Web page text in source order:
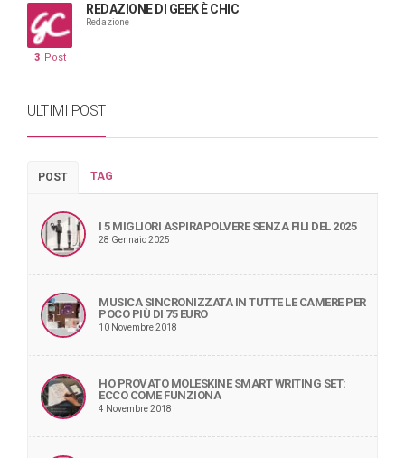
REDAZIONE DI GEEK È CHIC
Redazione
3 Post
ULTIMI POST
POST TAG
I 5 MIGLIORI ASPIRAPOLVERE SENZA FILI DEL 2025
28 Gennaio 2025
MUSICA SINCRONIZZATA IN TUTTE LE CAMERE PER
POCO PIÙ DI 75 EURO
10 Novembre 2018
HO PROVATO MOLESKINE SMART WRITING SET:
ECCO COME FUNZIONA
4 Novembre 2018